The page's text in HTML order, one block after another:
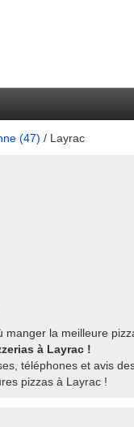
(47) / Layrac
la meilleure
à Layrac !
téléphones et avis
pizzas à Layrac !